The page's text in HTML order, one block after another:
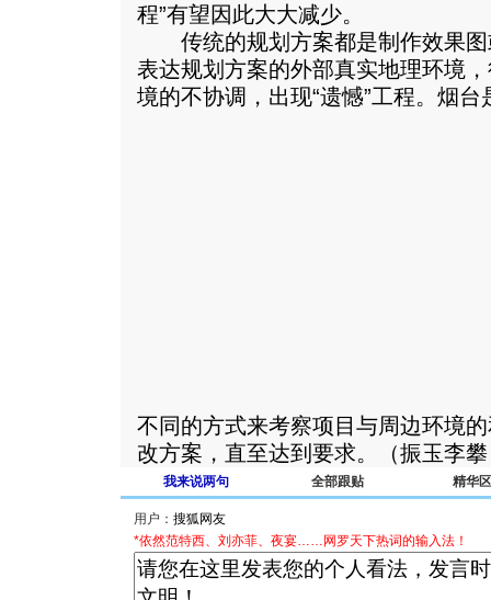
程”有望因此大大减少。
传统的规划方案都是制作效果图
表达规划方案的外部真实地理环境
境的不协调，出现“遗憾”工程。 烟台
不同的方式来考察项目与周边环境
改方案，直至达到要求。（振玉李
我来说两句 全部跟贴 精华区
用户：
*依然范特西、刘亦菲、夜宴……网罗天下热词的输入法！